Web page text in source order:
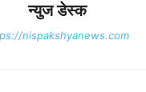
न्युज डेस्क
nispakshyanews.com